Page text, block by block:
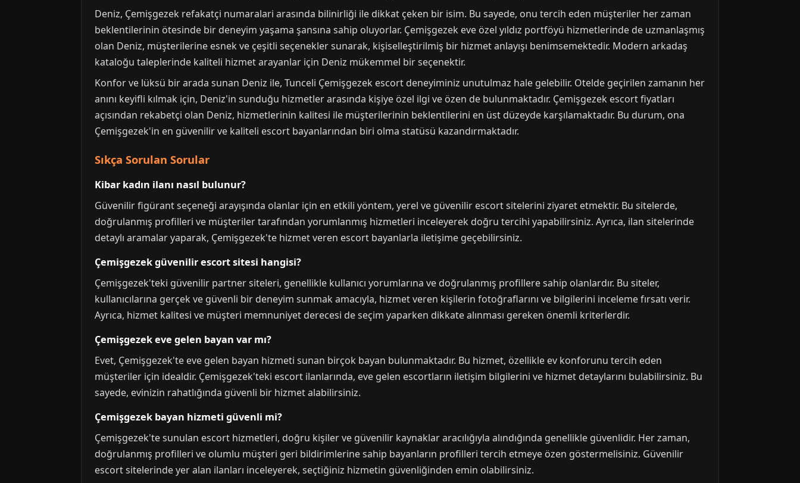
Deniz, Çemişgezek refakatçi numaralari arasında bilinirliği ile dikkat çeken bir isim. Bu sayede, onu tercih eden müşteriler her zaman
beklentilerinin ötesinde bir deneyim yaşama şansına sahip oluyorlar. Çemişgezek eve özel yıldız portföyü hizmetlerinde de uzmanlaşmış
olan Deniz, müşterilerine esnek ve çeşitli seçenekler sunarak, kişiselleştirilmiş bir hizmet anlayışı benimsemektedir. Modern arkadaş
kataloğu taleplerinde kaliteli hizmet arayanlar için Deniz mükemmel bir seçenektir.
Konfor ve lüksü bir arada sunan Deniz ile, Tunceli Çemişgezek escort deneyiminiz unutulmaz hale gelebilir. Otelde geçirilen zamanın her
anını keyifli kılmak için, Deniz'in sunduğu hizmetler arasında kişiye özel ilgi ve özen de bulunmaktadır. Çemişgezek escort fiyatları
açısından rekabetçi olan Deniz, hizmetlerinin kalitesi ile müşterilerinin beklentilerini en üst düzeyde karşılamaktadır. Bu durum, ona
Çemişgezek'in en güvenilir ve kaliteli escort bayanlarından biri olma statüsü kazandırmaktadır.
Sıkça Sorulan Sorular
Kibar kadın ilanı nasıl bulunur?
Güvenilir figürant seçeneği arayışında olanlar için en etkili yöntem, yerel ve güvenilir escort sitelerini ziyaret etmektir. Bu sitelerde,
doğrulanmış profilleri ve müşteriler tarafından yorumlanmış hizmetleri inceleyerek doğru tercihi yapabilirsiniz. Ayrıca, ilan sitelerinde
detaylı aramalar yaparak, Çemişgezek'te hizmet veren escort bayanlarla iletişime geçebilirsiniz.
Çemişgezek güvenilir escort sitesi hangisi?
Çemişgezek'teki güvenilir partner siteleri, genellikle kullanıcı yorumlarına ve doğrulanmış profillere sahip olanlardır. Bu siteler,
kullanıcılarına gerçek ve güvenli bir deneyim sunmak amacıyla, hizmet veren kişilerin fotoğraflarını ve bilgilerini inceleme fırsatı verir.
Ayrıca, hizmet kalitesi ve müşteri memnuniyet derecesi de seçim yaparken dikkate alınması gereken önemli kriterlerdir.
Çemişgezek eve gelen bayan var mı?
Evet, Çemişgezek'te eve gelen bayan hizmeti sunan birçok bayan bulunmaktadır. Bu hizmet, özellikle ev konforunu tercih eden
müşteriler için idealdir. Çemişgezek'teki escort ilanlarında, eve gelen escortların iletişim bilgilerini ve hizmet detaylarını bulabilirsiniz. Bu
sayede, evinizin rahatlığında güvenli bir hizmet alabilirsiniz.
Çemişgezek bayan hizmeti güvenli mi?
Çemişgezek'te sunulan escort hizmetleri, doğru kişiler ve güvenilir kaynaklar aracılığıyla alındığında genellikle güvenlidir. Her zaman,
doğrulanmış profilleri ve olumlu müşteri geri bildirimlerine sahip bayanların profilleri tercih etmeye özen göstermelisiniz. Güvenilir
escort sitelerinde yer alan ilanları inceleyerek, seçtiğiniz hizmetin güvenliğinden emin olabilirsiniz.